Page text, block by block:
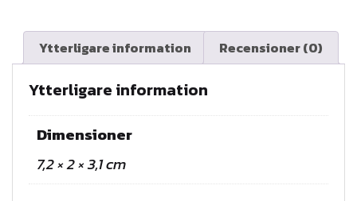
E
Ytterligare information Recensioner (0)
Ytterligare information
Dimensioner
7,2 × 2 × 3,1 cm